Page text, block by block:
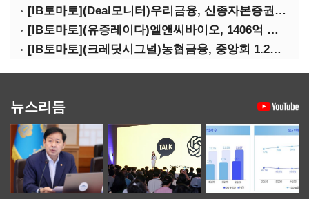
[IB토마토](Deal모니터)우리금융, 신종자본증권 발행했지만 차환금리 '부담'
[IB토마토](유증레이다)엘앤씨바이오, 1406억 유증…최대주주는 절반만 청약
[IB토마토](크레딧시그널)농협금융, 중앙회 1.2조 지원받아 생산적금융 확대
뉴스리듬